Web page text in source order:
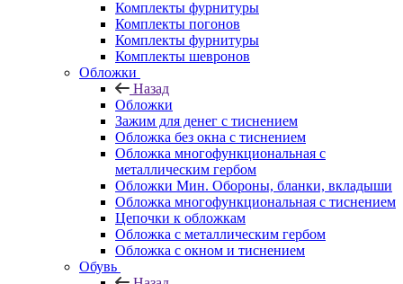
Комплекты фурнитуры
Комплекты погонов
Комплекты фурнитуры
Комплекты шевронов
Обложки
Назад
Обложки
Зажим для денег с тиснением
Обложка без окна с тиснением
Обложка многофункциональная с
металлическим гербом
Обложки Мин. Обороны, бланки, вкладыши
Обложка многофункциональная с тиснением
Цепочки к обложкам
Обложка с металлическим гербом
Обложка с окном и тиснением
Обувь